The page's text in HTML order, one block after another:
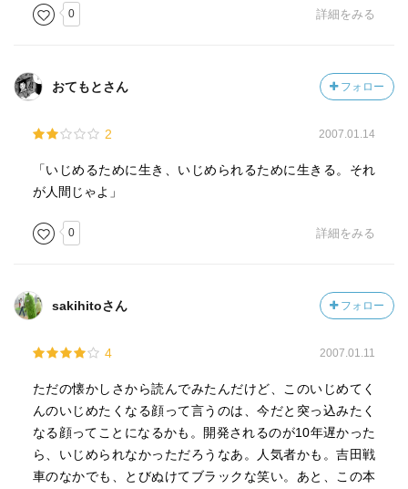
0 詳細をみる
おてもとさん フォロー
2 2007.01.14
「いじめるために生き、いじめられるために生きる。それ
が人間じゃよ」
0 詳細をみる
sakihitoさん フォロー
4 2007.01.11
ただの懐かしさから読んでみたんだけど、このいじめてく
んのいじめたくなる顔って言うのは、今だと突っ込みたく
なる顔ってことになるかも。開発されるのが10年遅かった
ら、いじめられなかっただろうなあ。人気者かも。吉田戦
車のなかでも、とびぬけてブラックな笑い。あと、この本